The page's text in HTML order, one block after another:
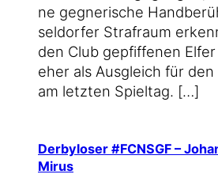
ne geg­ne­ri­sche
sel­dor­fer Straf­raum
den Club gepfif­fe­nen
eher als Aus­gleich für
am letz­ten Spieltag. […]
Derbyloser #FCNSGF –
Mirus